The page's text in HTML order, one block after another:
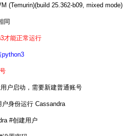
(Temurin)(build 25.362-b09, mixed mode)
同
才能正常运行
python3
户启动，需要新建普通账号
身份运行 Cassandra
#创建用户